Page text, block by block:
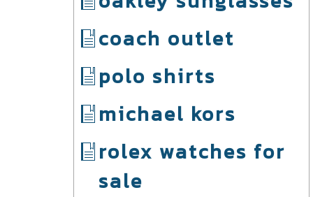
coach outlet
polo shirts
michael kors
rolex watches for
sale